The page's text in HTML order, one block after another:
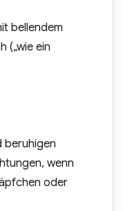
bellendem
(„wie ein
beruhigen
wenn
oder